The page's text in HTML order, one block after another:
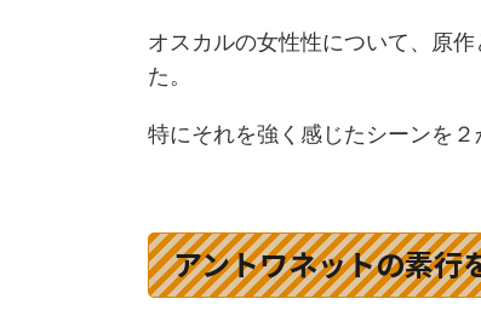
オスカルの女性性について、原
た。
特にそれを強く感じたシーンを２
アントワネットの素行